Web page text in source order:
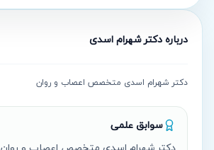
دربارهدکتر شهرام اسدی
دکتر شهرام اسدی متخصص اعصاب و روان
سوابق علمی